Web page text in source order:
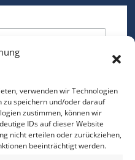
verwenden wir Technologien
zu speichern und/oder darauf
zustimmen, können wir
IDs auf dieser Website
nicht erteilen oder zurückziehen,
beeinträchtigt werden.
*